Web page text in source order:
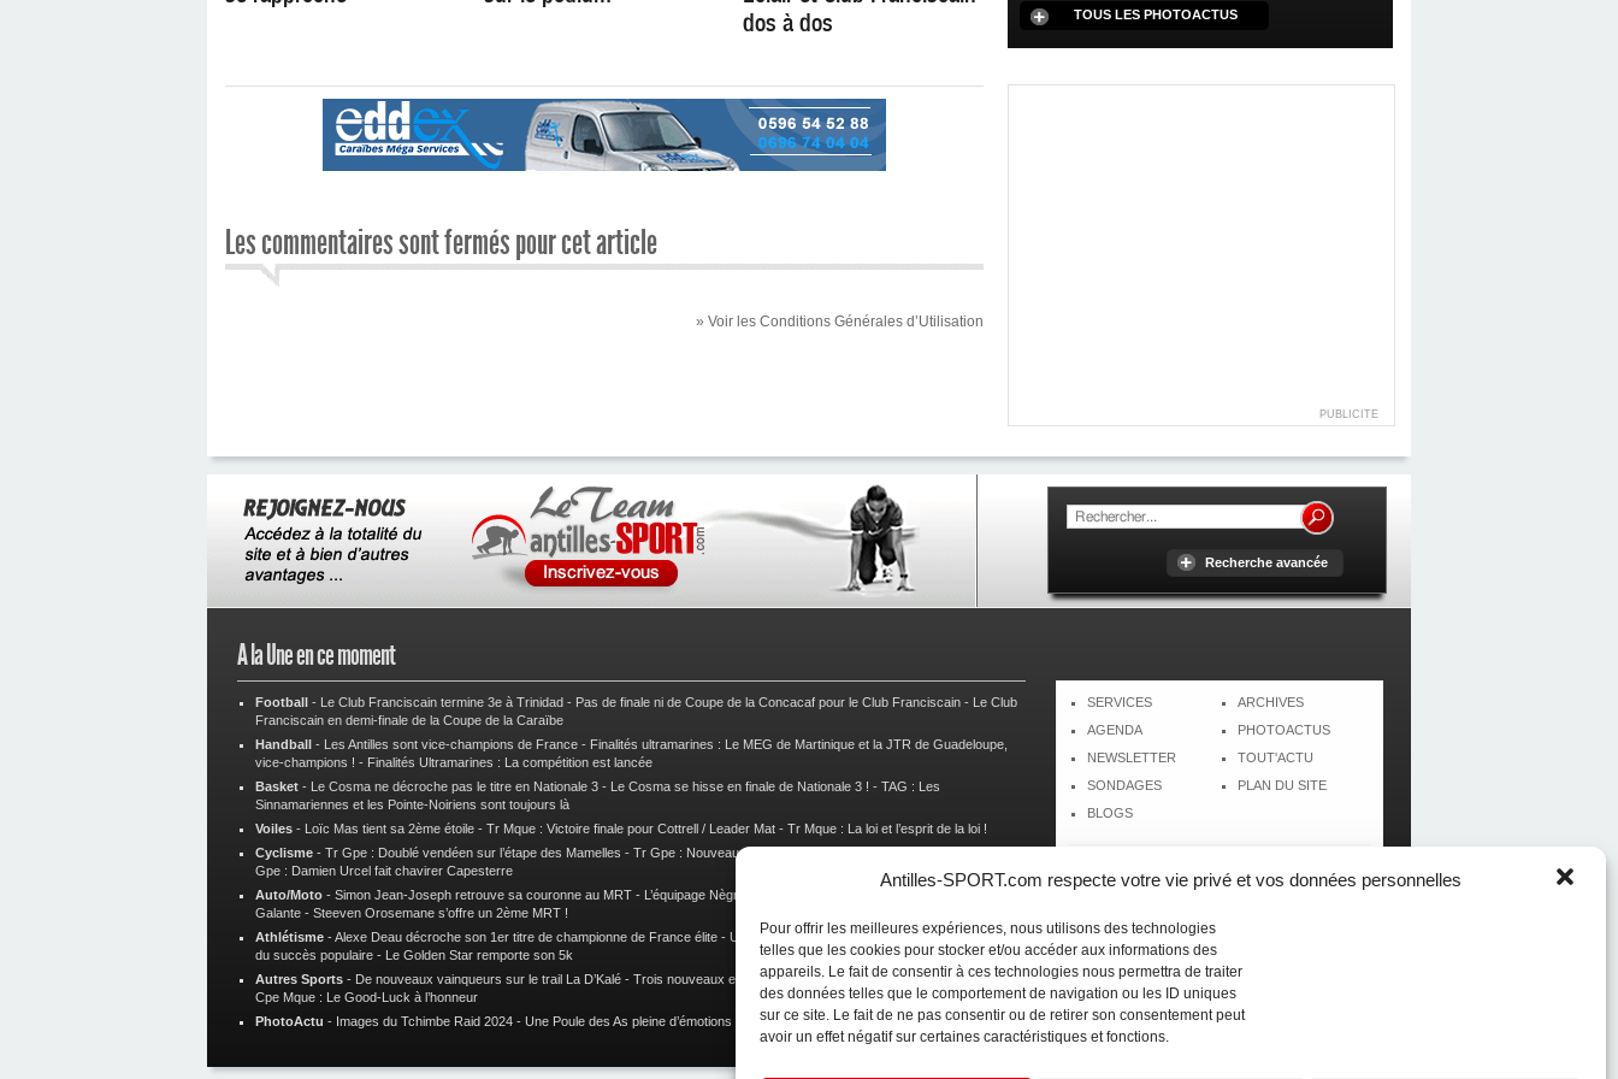
Antilles-SPORT.com respecte votre vie privé et vos données personnelles
Pour offrir les meilleures expériences, nous utilisons des technologies
telles que les cookies pour stocker et/ou accéder aux informations des
appareils. Le fait de consentir à ces technologies nous permettra de traiter
des données telles que le comportement de navigation ou les ID uniques
sur ce site. Le fait de ne pas consentir ou de retirer son consentement peut
avoir un effet négatif sur certaines caractéristiques et fonctions.
dos à dos
Les commentaires sont fermés pour cet article
» Voir les Conditions Générales d’Utilisation
TOUS LES PHOTOACTUS
PUBLICITE
Recherche avancée
A la Une en ce moment
Football - Le Club Franciscain termine 3e à Trinidad - Pas de finale ni de Coupe de la Concacaf pour le Club Franciscain - Le Club
Franciscain en demi-finale de la Coupe de la Caraïbe
Handball - Les Antilles sont vice-champions de France - Finalités ultramarines : Le MEG de Martinique et la JTR de Guadeloupe,
vice-champions ! - Finalités Ultramarines : La compétition est lancée
Basket - Le Cosma ne décroche pas le titre en Nationale 3 - Le Cosma se hisse en finale de Nationale 3 ! - TAG : Les
Sinnamariennes et les Pointe-Noiriens sont toujours là
Voiles - Loïc Mas tient sa 2ème étoile - Tr Mque : Victoire finale pour Cottrell / Leader Mat - Tr Mque : La loi et l’esprit de la loi !
Cyclisme - Tr Gpe : Doublé vendéen sur l’étape des Mamelles - Tr Gpe : Nouveau changement de leader, Damien Urcel out
Gpe : Damien Urcel fait chavirer Capesterre
Auto/Moto - Simon Jean-Joseph retrouve sa couronne au MRT - L’équipage Nègre – Gérard remporte le 9e rallye du Pays Marie-
Galante - Steeven Orosemane s’offre un 2ème MRT !
Athlétisme -Alexe Deau décroche son 1er titre de championne de France élite - Un semi marathon sous le signe de la chaleur et
du succès populaire - Le Golden Star remporte son 5k
Autres Sports - De nouveaux vainqueurs sur le trail La D’Kalé - Trois nouveaux et un habitué au palmarès du Trail des Trésors-
Cpe Mque : Le Good-Luck à l’honneur
PhotoActu - Images du Tchimbe Raid 2024 - Une Poule des As pleine d’émotions ! Images de la Woulib 113 X-Trem
SERVICES
AGENDA
NEWSLETTER
SONDAGES
BLOGS
ARCHIVES
PHOTOACTUS
TOUT'ACTU
PLAN DU SITE